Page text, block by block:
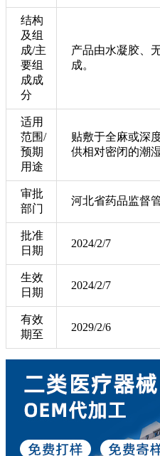
结构
及组
成/主
要组
成成
分
产品由水凝胶、
成。
适用
范围/
预期
用途
贴敷于全麻或深
供相对密闭的潮
审批
部门
河北省药品监督
批准
日期
2024/2/7
生效
日期
2024/2/7
有效
期至
2029/2/6